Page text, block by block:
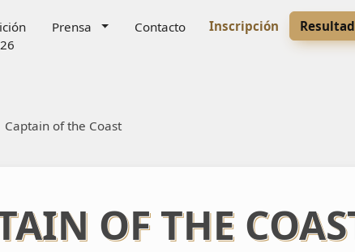
Prensa Contacto Inscripción
Captain of the Coast
OF THE